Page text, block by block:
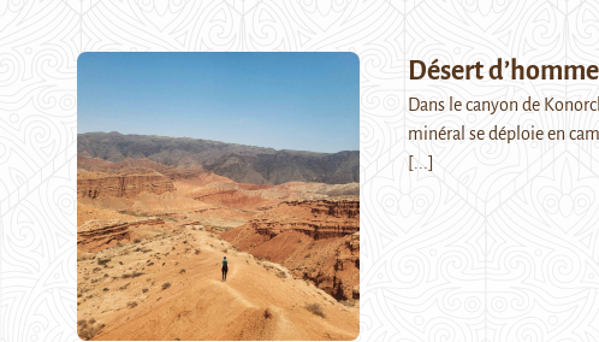
Désert d’homme
Dans le canyon de
minéral se déploie en
[...]